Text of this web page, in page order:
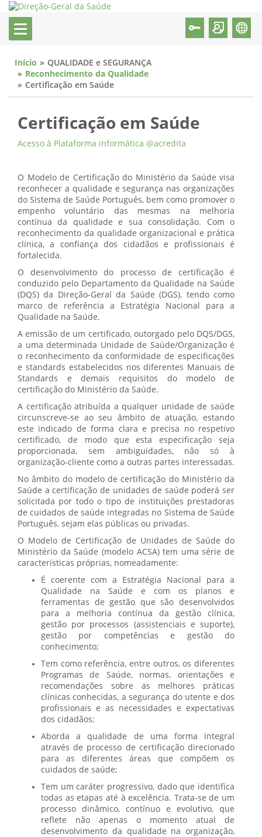
Início
QUALIDADE e SEGURANÇA
Reconhecimento da Qualidade
Certificação em Saúde
Certificação em Saúde
Acesso à Plataforma informática @acredita
O Modelo de Certificação do Ministério da Saúde visa
reconhecer a qualidade e segurança nas organizações
do Sistema de Saúde Português, bem como promover o
empenho voluntário das mesmas na melhoria
contínua da qualidade e sua consolidação. Com o
reconhecimento da qualidade organizacional e prática
clínica, a confiança dos cidadãos e profissionais é
fortalecida.
O desenvolvimento do processo de certificação é
conduzido pelo Departamento da Qualidade na Saúde
(DQS) da Direção-Geral da Saúde (DGS), tendo como
marco de referência a Estratégia Nacional para a
Qualidade na Saúde.
A emissão de um certificado, outorgado pelo DQS/DGS,
a uma determinada Unidade de Saúde/Organização é
o reconhecimento da conformidade de especificações
e standards estabelecidos nos diferentes Manuais de
Standards e demais requisitos do modelo de
certificação do Ministério da Saúde.
A certificação atribuída a qualquer unidade de saúde
circunscreve-se ao seu âmbito de atuação, estando
este indicado de forma clara e precisa no respetivo
certificado, de modo que esta especificação seja
proporcionada, sem ambiguidades, não só à
organização-cliente como a outras partes interessadas.
No âmbito do modelo de certificação do Ministério da
Saúde a certificação de unidades de saúde poderá ser
solicitada por todo o tipo de instituições prestadoras
de cuidados de saúde integradas no Sistema de Saúde
Português, sejam elas públicas ou privadas.
O Modelo de Certificação de Unidades de Saúde do
Ministério da Saúde (modelo ACSA) tem uma série de
características próprias, nomeadamente:
É coerente com a Estratégia Nacional para a
Qualidade na Saúde e com os planos e
ferramentas de gestão que são desenvolvidos
para a melhoria contínua da gestão clínica,
gestão por processos (assistenciais e suporte),
gestão por competências e gestão do
conhecimento;
Tem como referência, entre outros, os diferentes
Programas de Saúde, normas, orientações e
recomendações sobre as melhores práticas
clínicas conhecidas, a segurança do utente e dos
profissionais e as necessidades e expectativas
dos cidadãos;
Aborda a qualidade de uma forma integral
através de processo de certificação direcionado
para as diferentes áreas que compõem os
cuidados de saúde;
Tem um caráter progressivo, dado que identifica
todas as etapas até à excelência. Trata-se de um
processo dinâmico, contínuo e evolutivo, que
reflete não apenas o momento atual de
desenvolvimento da qualidade na organização,